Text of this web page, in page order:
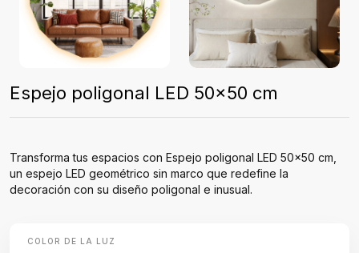
Espejo poligonal LED 50x50 cm
Transforma tus espacios con Espejo poligonal LED 50x50 cm,
un espejo LED geométrico sin marco que redefine la
decoración con su diseño poligonal e inusual.
COLOR DE LA LUZ